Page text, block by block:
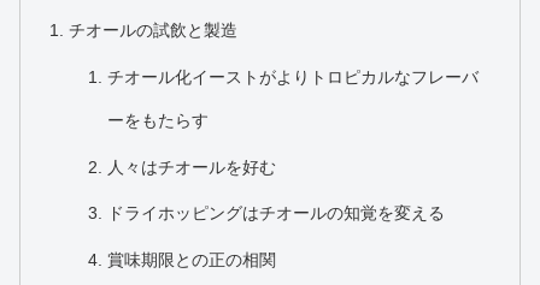
チオールの試飲と製造
チオール化イーストがよりトロピカルなフレーバ
ーをもたらす
人々はチオールを好む
ドライホッピングはチオールの知覚を変える
賞味期限との正の相関